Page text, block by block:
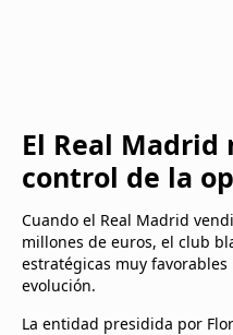
El Real
control de la
Cuando el Real Madrid
millones de euros, el club
estratégicas muy
evolución.
La entidad presidida por